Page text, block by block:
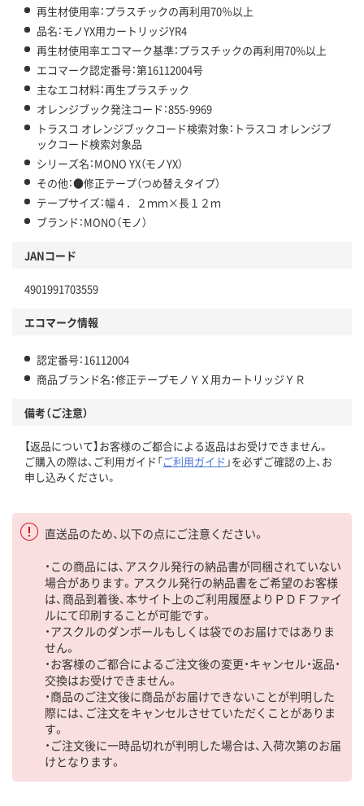
再生材使用率：プラスチックの再利用70％以上
品名：モノYX用カートリッジYR4
再生材使用率エコマーク基準：プラスチックの再利用70%以上
エコマーク認定番号：第16112004号
主なエコ材料：再生プラスチック
オレンジブック発注コード：855-9969
トラスコ オレンジブックコード検索対象：トラスコ オレンジブ
ックコード検索対象品
シリーズ名：MONO YX（モノYX）
その他：●修正テープ（つめ替えタイプ）
テープサイズ：幅４．２ｍｍ×長１２ｍ
ブランド：MONO（モノ）
JANコード
4901991703559
エコマーク情報
認定番号：16112004
商品ブランド名：修正テープモノＹＸ用カートリッジＹＲ
備考（ご注意）
【返品について】お客様のご都合による返品はお受けできません。
ご購入の際は、ご利用ガイド「ご利用ガイド 」を必ずご確認の上、お
申し込みください。
直送品のため、以下の点にご注意ください。
・この商品には、アスクル発行の納品書が同梱されていない
場合があります。アスクル発行の納品書をご希望のお客様
は、商品到着後、本サイト上のご利用履歴よりＰＤＦファイ
ルにて印刷することが可能です。
・アスクルのダンボールもしくは袋でのお届けではありま
せん。
・お客様のご都合によるご注文後の変更・キャンセル・返品・
交換はお受けできません。
・商品のご注文後に商品がお届けできないことが判明した
際には、ご注文をキャンセルさせていただくことがありま
す。
・ご注文後に一時品切れが判明した場合は、入荷次第のお届
けとなります。